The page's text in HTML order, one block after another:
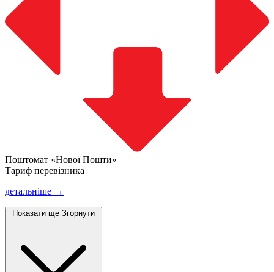
Поштомат «Нової Пошти»
Тариф перевізника
детальніше →
Показати ще Згорнути